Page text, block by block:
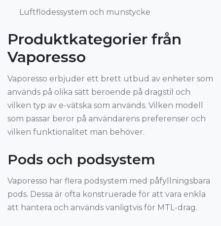
Luftflödessystem och munstycke
Produktkategorier från
Vaporesso
Vaporesso erbjuder ett brett utbud av enheter som
används på olika sätt beroende på dragstil och
vilken typ av e-vätska som används. Vilken modell
som passar beror på användarens preferenser och
vilken funktionalitet man behöver.
Pods och podsystem
Vaporesso har flera podsystem med påfyllningsbara
pods. Dessa är ofta konstruerade för att vara enkla
att hantera och används vanligtvis för MTL-drag.